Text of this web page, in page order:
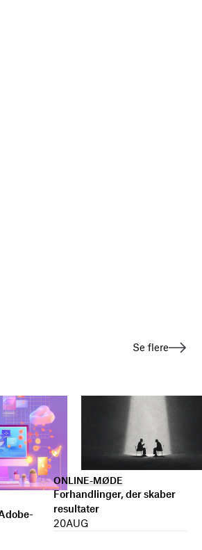
Se flere
ONLINE-MØDE
Forhandlinger, der skaber
resultater
20AUG